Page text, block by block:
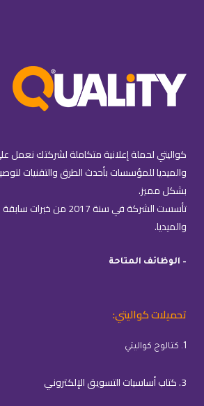
كواليتي لحملة إعلانية متكاملة لشركتك نعمل
والميديا للمؤسسات بأحدث الطرق والتقنيات
بشكل مميز.
تأسست الشركة في سنة 2017
والميديا.
– الوظائف المتاحة
تحميلات كواليتي:
1. كتالوج كواليتي
3. كتاب أساسيات التسويق الإلكتروني